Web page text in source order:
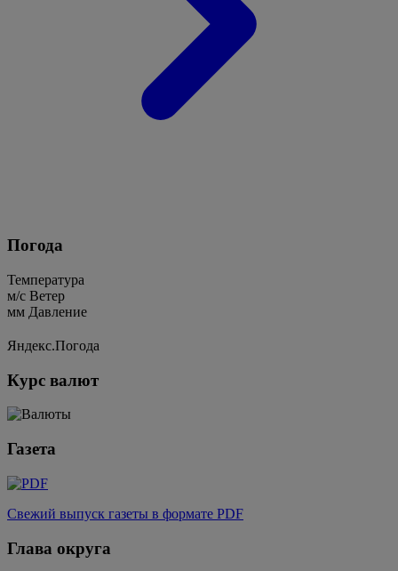
Погода
Температура
м/c Ветер
мм Давление
Яндекс.Погода
Курс валют
Газета
Свежий выпуск газеты в формате PDF
Глава округа